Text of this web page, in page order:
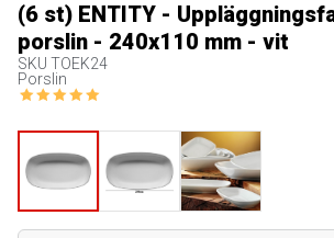
(6 st) ENTITY -
porslin - 240x110 mm - vit
SKU TOEK24
Porslin